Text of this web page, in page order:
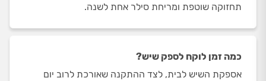
תחזוקה שוטפת ומריחת סילר אחת לשנה.
כמה זמן לוקח לספק שיש?
אספקת השיש לבית, לצד ההתקנה שאורכת לרוב יום